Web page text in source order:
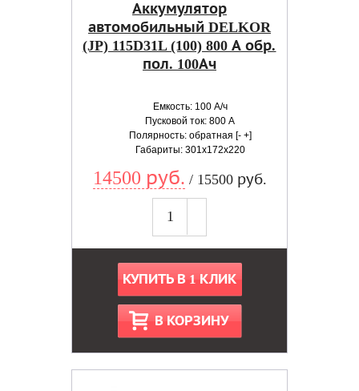
Аккумулятор
автомобильный DELKOR
(JP) 115D31L (100) 800 А обр.
пол. 100Ач
Емкость: 100 А/ч
Пусковой ток: 800 А
Полярность: обратная [- +]
Габариты: 301x172x220
14500 руб. / 15500 руб.
КУПИТЬ В 1 КЛИК
В КОРЗИНУ